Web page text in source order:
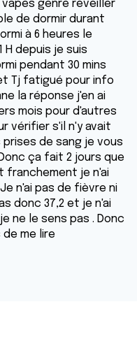
genre réveiller
de dormir durant
à 6 heures le
H depuis je suis
pendant 30 mins
Tj fatigué pour info
la réponse j'en ai
mois pour d'autres
vérifier s'il n'y avait
prises de sang je vous
ça fait 2 jours que
franchement je n'ai
n'ai pas de fièvre ni
donc 37,2 et je n'ai
ne le sens pas . Donc
me lire